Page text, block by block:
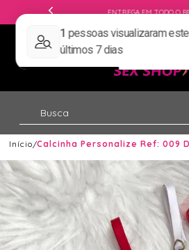
ENTREGA EM TODO O
Início Calcinha Personalize Ref: 009